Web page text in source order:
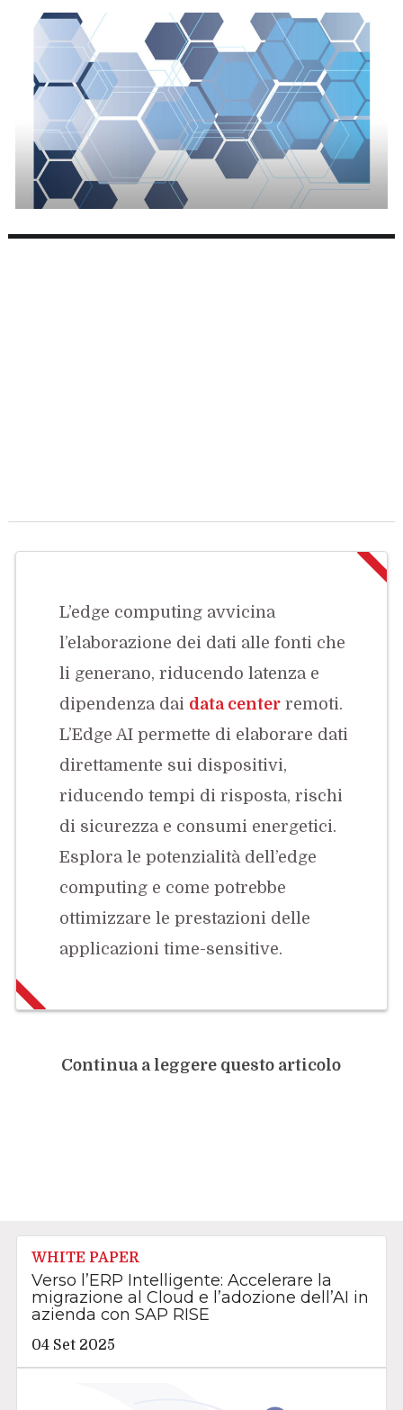
L’edge computing avvicina
l’elaborazione dei dati alle fonti che
li generano, riducendo latenza e
dipendenza dai data center remoti.
L’Edge AI permette di elaborare dati
direttamente sui dispositivi,
riducendo tempi di risposta, rischi
di sicurezza e consumi energetici.
Esplora le potenzialità dell’edge
computing e come potrebbe
ottimizzare le prestazioni delle
applicazioni time-sensitive.
Continua a leggere questo articolo
WHITE PAPER
Verso l’ERP Intelligente: Accelerare la
migrazione al Cloud e l’adozione dell’AI in
azienda con SAP RISE
04 Set 2025